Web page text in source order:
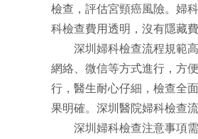
檢查，評估宮頸癌風險。婦
科檢查費用透明，沒有隱藏
深圳婦科檢查流程規範
網絡、微信等方式進行，方
行，醫生耐心仔細，檢查全
果明確。深圳醫院婦科檢查
深圳婦科檢查注意事項